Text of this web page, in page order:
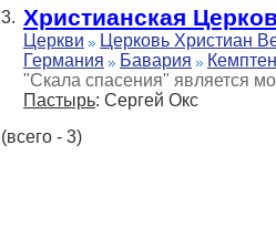
3. Христианская
Церкви
Церковь Христиан
Германия
Бавария Кемптен
"Скала спасения" является
Пастырь: Сергей Окс
(всего - 3)